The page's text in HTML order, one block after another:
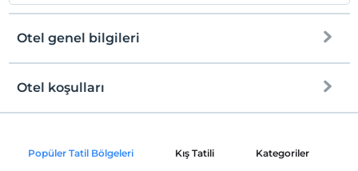
Otel genel bilgileri
Ortak alanlar ve tüm odalar
Otel koşulları
Check/in
Check/out
Popüler Tatil Bölgeleri Kış Tatili Kategoriler